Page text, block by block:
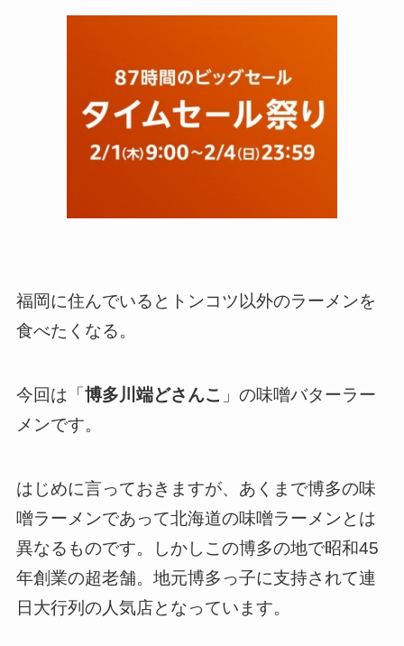
福岡に住んでいるとトンコツ以外のラーメンを
食べたくなる。
今回は「 博多川端どさんこ 」の味噌バターラー
メンです。
はじめに言っておきますが、あくまで博多の味
噌ラーメンであって北海道の味噌ラーメンとは
異なるものです。しかしこの博多の地で昭和45
年創業の超老舗。地元博多っ子に支持されて連
日大行列の人気店となっています。